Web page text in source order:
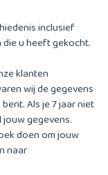
inclusief
u heeft gekocht.
klanten
wij de gegevens
Als je 7 jaar niet
gegevens.
doen om jouw
naar